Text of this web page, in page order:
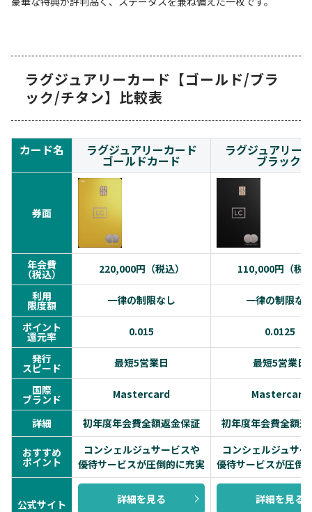
ラグジュアリーカード【ゴールド/ブラ
ック/チタン】比較表
カード名 ラグジュアリーカード
ゴールドカード
ラグジュアリー
ブラック
券面
年会費
（税込） 220,000円（税込）
110,000円（税
利用
限度額 一律の制限なし
一律の制限な
ポイント
還元率 0.015
0.0125
発行
スピード 最短5営業日
最短5営業日
国際
ブランド Mastercard Mastercard
詳細 初年度年会費全額返金保証 初年度年会費全額
おすすめ
ポイント
コンシェルジュサービスや
優待サービスが圧倒的に充実
コンシェルジュサ
優待サービスが圧倒
公式サイト 詳細を見る 詳細を見る